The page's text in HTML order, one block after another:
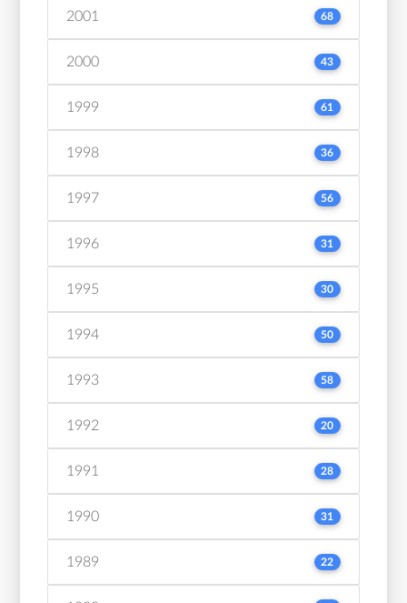
2001 68
2000 43
1999 61
1998 36
1997 56
1996 31
1995 30
1994 50
1993 58
1992 20
1991 28
1990 31
1989 22